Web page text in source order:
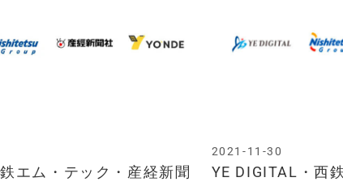
エム・テック・産経新聞
YE DIGITAL・西
2021-11-30